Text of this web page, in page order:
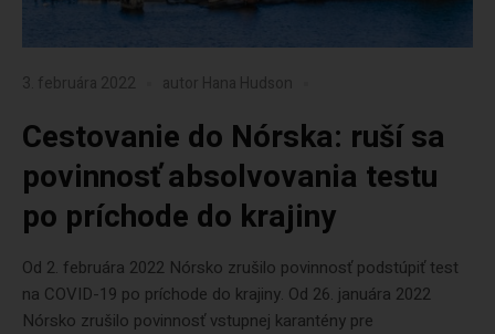
3. februára 2022 autor Hana Hudson
Cestovanie do Nórska: ruší sa
povinnosť absolvovania testu
po príchode do krajiny
Od 2. februára 2022 Nórsko zrušilo povinnosť podstúpiť test
na COVID-19 po príchode do krajiny. Od 26. januára 2022
Nórsko zrušilo povinnosť vstupnej karantény pre